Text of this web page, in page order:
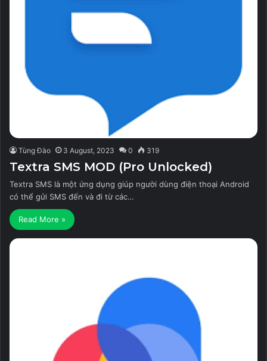
Tùng Đào 3 August, 2023 0 319
Textra SMS MOD (Pro Unlocked)
Textra SMS là một ứng dụng giúp người dùng điện thoại Android
có thể gửi SMS đến và đi từ các…
Read More »